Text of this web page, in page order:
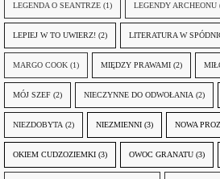
LEGENDA O SEANTRZE (1) LEGENDY ARCHEONU
LEPIEJ W TO UWIERZ! (2) LITERATURA W
MARGO COOK (1) MIĘDZY PRAWAMI (2)
MÓJ SZEF (2) NIECZYNNE DO ODWOŁANIA (2)
NIEZDOBYTA (2) NIEZMIENNI (3) NOWA
OKIEM CUDZOZIEMKI (3) OWOC GRANATU (3)